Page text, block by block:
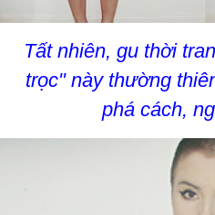
Tất nhiên, gu thời
trọc" này thường
phá cách,